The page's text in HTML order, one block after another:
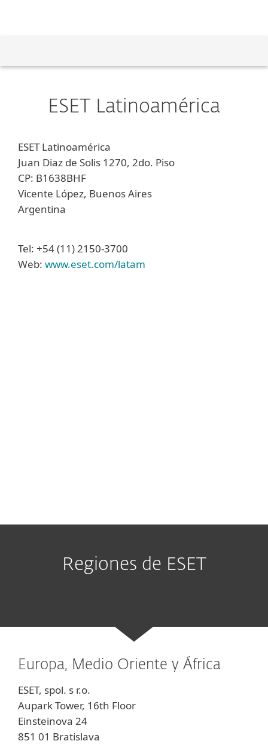
COMUNICADOS DE PRENSA
TRABAJA EN ESET
BENEFICIOS
TAKE A CHALLENGE
CONTACTO
NOSOTROS
BLOG
SOSTENIBILIDAD
EDUCACIÓN EN CIBERSEGURIDAD
CULTURA ORGANIZACIONAL Y DIVERSIDAD,
ESET Latinoamérica
ESET Latinoamérica
Juan Diaz de Solis 1270, 2do. Piso
CP: B1638BHF
Vicente López, Buenos Aires
Argentina
Tel: +54 (11) 2150-3700
Web: www.eset.com/latam
Regiones de ESET
Europa, Medio Oriente y África
ESET, spol. s r.o.
Aupark Tower, 16th Floor
Einsteinova 24
851 01 Bratislava